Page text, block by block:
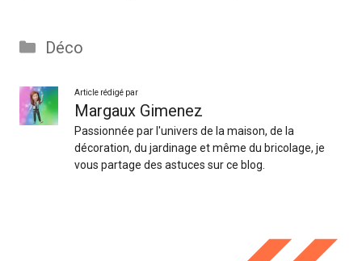
Catégories
Déco
Article rédigé par
Margaux Gimenez
Passionnée par l'univers de la maison, de la
décoration, du jardinage et même du bricolage, je
vous partage des astuces sur ce blog.